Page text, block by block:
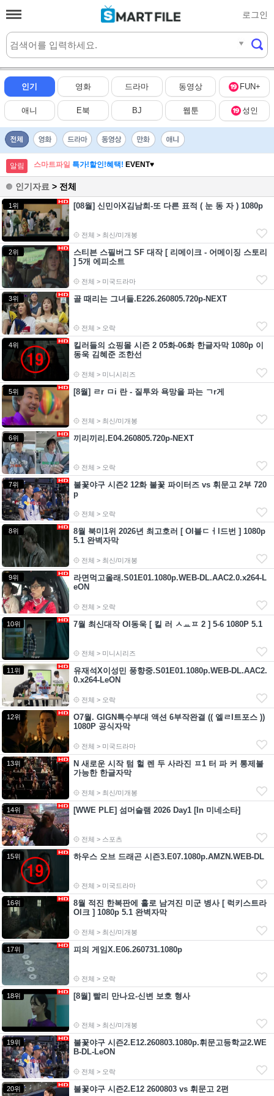
로그인
실시간HOT
인기 영화 드라마 동영상 FUN+
애니 E북 BJ 웹툰 성인
알림 스마트파일 특가!할인!혜택! EVENT♥
인기자료 > 전체
1위 [08월] 신민아X김남희-또 다른 표적 ( 눈 동 자 ) 1080p
전체 > 최신/미개봉
2위
스티븐 스필버그 SF 대작 [ 리메이크 - 어메이징 스토리
] 5개 에피소트
전체 > 미국드라마
3위 골 때리는 그녀들.E226.260805.720p-NEXT
전체 > 오락
4위
킬러들의 쇼핑몰 시즌 2 05화-06화 한글자막 1080p 이
동욱 김혜준 조한선
전체 > 미니시리즈
5위 [8월] ㄹr ㅁi 란 - 질투와 욕망을 파는 ㄱr게
전체 > 최신/미개봉
6위 끼리끼리.E04.260805.720p-NEXT
전체 > 오락
7위
불꽃야구 시즌2 12화 불꽃 파이터즈 vs 휘문고 2부 720
p
전체 > 오락
8위
8월 북미1위 2026년 최고호러 [ Ol블ㄷㅓl드번 ] 1080p
5.1 완벽자막
전체 > 최신/미개봉
9위
라면먹고올래.S01E01.1080p.WEB-DL.AAC2.0.x264-L
eON
전체 > 오락
10위 7월 최신대작 Ol동욱 [ 킬 러 ㅅㅛㅍ 2 ] 5-6 1080P 5.1
전체 > 미니시리즈
11위
유재석X이성민 풍향중.S01E01.1080p.WEB-DL.AAC2.
0.x264-LeON
전체 > 오락
12위
O7월. GIGN특수부대 액션 6부작완결 (( 엘ㄹI트포스 ))
1080P 공식자막
전체 > 미국드라마
13위
N 새로운 시작 텀 헐 렌 두 사라진 ㅍ1 터 파 커 통제불
가능한 한글자막
전체 > 최신/미개봉
14위 [WWE PLE] 섬머슬램 2026 Day1 [In 미네소타]
전체 > 스포츠
15위 하우스 오브 드래곤 시즌3.E07.1080p.AMZN.WEB-DL
전체 > 미국드라마
16위
8월 적진 한복판에 홀로 남겨진 미군 병사 [ 럭키스트라
Ol크 ] 1080p 5.1 완벽자막
전체 > 최신/미개봉
17위 피의 게임X.E06.260731.1080p
전체 > 오락
18위 [8월] 빨리 만나요-신변 보호 형사
전체 > 최신/미개봉
19위
불꽃야구 시즌2.E12.260803.1080p.휘문고등학교2.WE
B-DL-LeON
전체 > 오락
20위 불꽃야구 시즌2.E12 2600803 vs 휘문고 2편